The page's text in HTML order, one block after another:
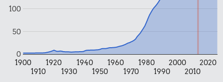
20 kr. 5,69 kr.
1900
1910
1920
1930
1940
1950
1960
1970
1980
1990
2000
2010
2020
0
50
100